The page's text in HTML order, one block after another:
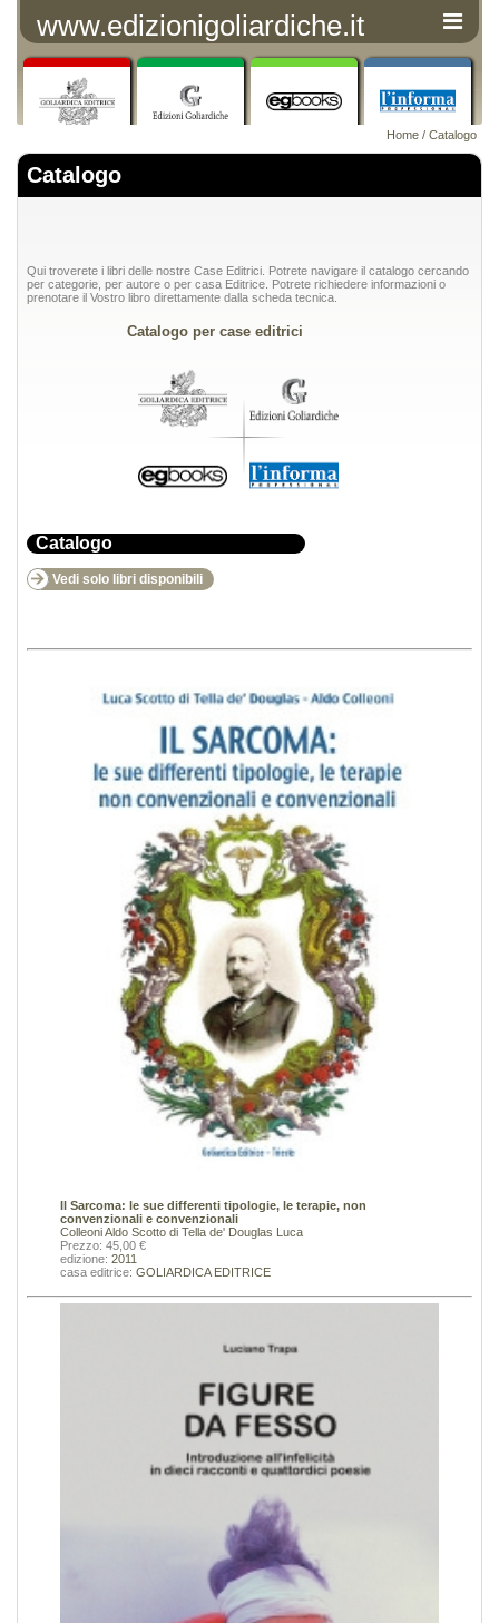
www.edizionigoliardiche.it
Home / Catalogo
Catalogo
Qui troverete i libri delle nostre Case Editrici. Potrete navigare il catalogo cercando
per categorie, per autore o per casa Editrice. Potrete richiedere informazioni o
prenotare il Vostro libro direttamente dalla scheda tecnica.
Catalogo per case editrici
Catalogo
Vedi solo libri disponibili
Il Sarcoma: le sue differenti tipologie, le terapie, non
convenzionali e convenzionali
Colleoni Aldo Scotto di Tella de' Douglas Luca
Prezzo: 45,00 €
edizione: 2011
casa editrice: GOLIARDICA EDITRICE